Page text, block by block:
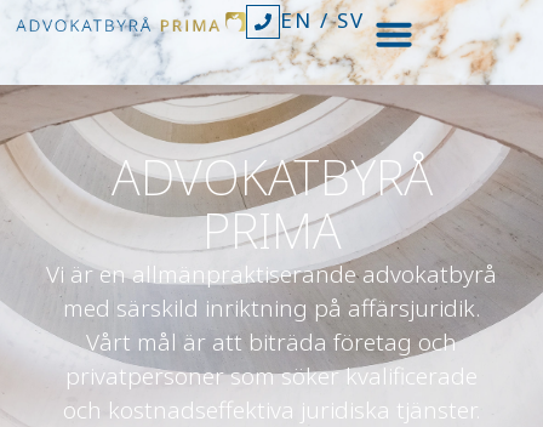
EN/SV
ADVOKATBYRÅ
PRIMA
Vi är en allmänpraktiserande advokatbyrå
med särskild inriktning på affärsjuridik.
Vårt mål är att biträda företag och
privatpersoner som söker kvalificerade
och kostnadseffektiva juridiska tjänster.